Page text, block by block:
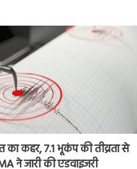
का कहर, 7.1 भूकंप की तीव्रता से
ने जारी की एडवाइजरी